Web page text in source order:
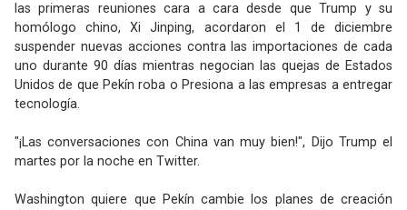
las primeras reuniones cara a cara desde que Trump y su
homólogo chino, Xi Jinping, acordaron el 1 de diciembre
suspender nuevas acciones contra las importaciones de cada
uno durante 90 días mientras negocian las quejas de Estados
Unidos de que Pekín roba o Presiona a las empresas a entregar
tecnología.
"¡Las conversaciones con China van muy bien!", Dijo Trump el
martes por la noche en Twitter.
Washington quiere que Pekín cambie los planes de creación